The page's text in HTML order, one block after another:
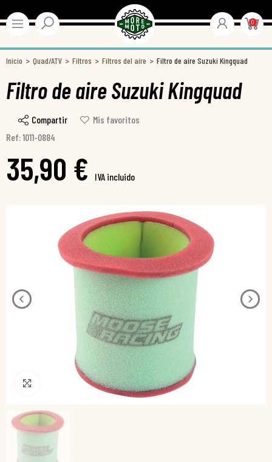
0
Inicio Quad/ATV Filtros Filtros del aire Filtro de aire Suzuki Kingquad
Filtro de aire Suzuki Kingquad
Compartir
Mis favoritos
Ref: 1011-0884
35,90 € IVA incluido
Pincha para agrandar